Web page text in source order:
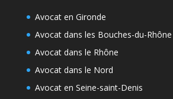
Avocat en Gironde
Avocat dans les Bouches-du-Rhône
Avocat dans le Rhône
Avocat dans le Nord
Avocat en Seine-saint-Denis